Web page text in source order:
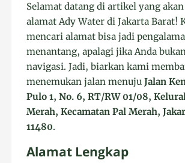
Selamat datang di artikel yang
alamat Ady Water di Jakarta Barat!
mencari alamat bisa jadi
menantang, apalagi jika Anda
navigasi. Jadi, biarkan kami
menemukan jalan menujuJalan
Pulo 1, No. 6, RT/RW 01/08,
Merah, Kecamatan Pal Merah,
11480.
Alamat Lengkap